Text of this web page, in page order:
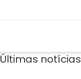
Últimas notícias